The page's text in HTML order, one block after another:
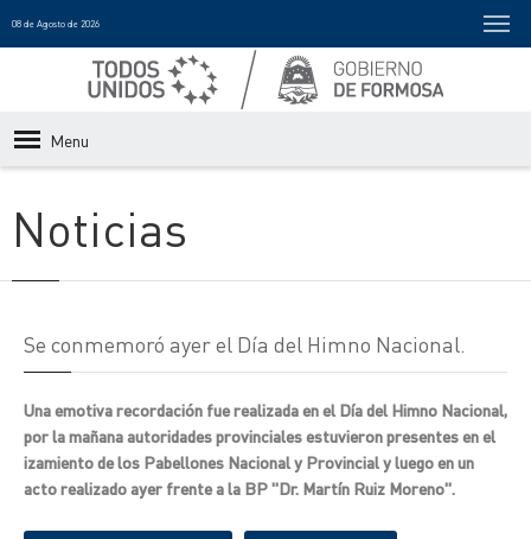
08 de Agosto de 2026
Menu
Noticias
Se conmemoró ayer el Día del Himno Nacional.
Una emotiva recordación fue realizada en el Día del Himno Nacional,
por la mañana autoridades provinciales estuvieron presentes en el
izamiento de los Pabellones Nacional y Provincial y luego en un
acto realizado ayer frente a la BP "Dr. Martín Ruiz Moreno".